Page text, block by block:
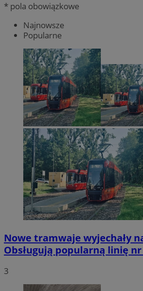
* pola obowiązkowe
Najnowsze
Popularne
Nowe tramwaje wyjechały
Obsługują popularną linię nr
3